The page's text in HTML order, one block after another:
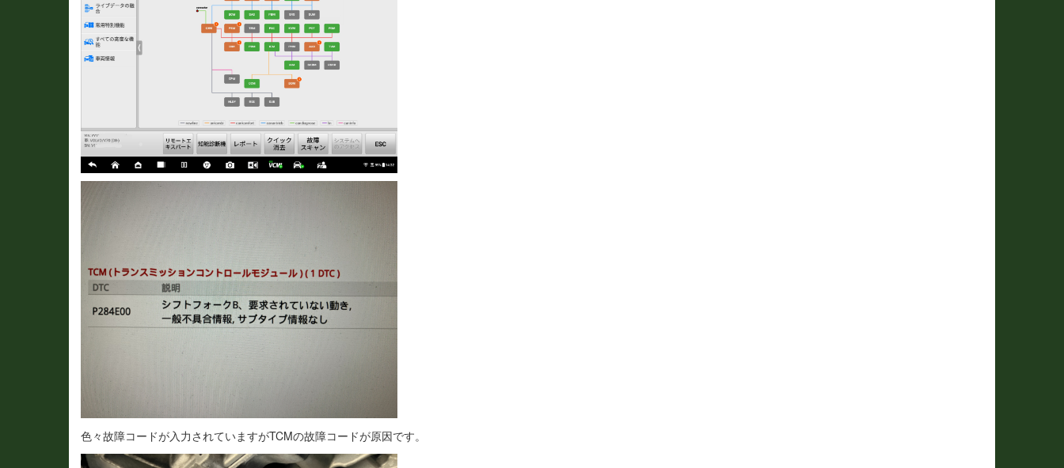
色々故障コードが入力されていますがTCMの故障コードが原因です。